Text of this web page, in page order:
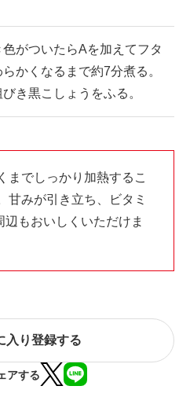
がついたらAを加えてフタ
かくなるまで約7分煮る。
き黒こしょうをふる。
までしっかり加熱するこ
甘みが引き立ち、ビタミ
もおいしくいただけま
入り登録する
アする